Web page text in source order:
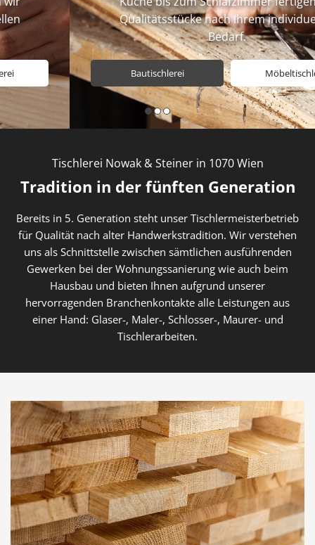
Qualitätsstücke nach Ihrem individuellen
Bedarf.
Bautischlerei Möbeltischlerei
Tischlerei Nowak & Steiner in 1070 Wien
Tradition in der fünften Generation
Bereits in 5. Generation steht unser Tischlermeisterbetrieb
für Qualität nach alter Handwerkstradition. Wir verstehen
uns als Schnittstelle zwischen sämtlichen ausführenden
Gewerken bei der Wohnungssanierung wie auch beim
Hausbau und bieten Ihnen aufgrund unserer
hervorragenden Branchenkontakte alle Leistungen aus
einer Hand: Glaser-, Maler-, Schlosser-, Maurer- und
Tischlerarbeiten.